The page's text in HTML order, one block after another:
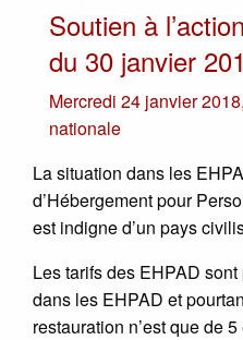
Soutien à
du 30 janvier
Mercredi 24 janvier 2018,
nationale
La situation dans les
d’Hébergement pour
est indigne d’un pays
Les tarifs des EHPAD
dans les EHPAD et
restauration n’est que de